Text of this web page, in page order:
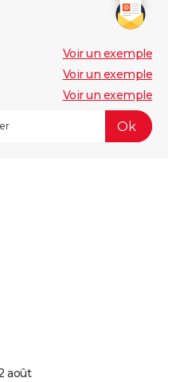
Voir un exemple
Voir un exemple
Voir un exemple
août